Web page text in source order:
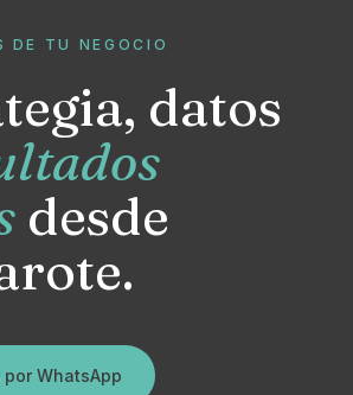
DE TU NEGOCIO
datos
desde
por WhatsApp